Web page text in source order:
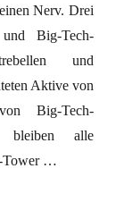
Nerv. Drei
und Big-Tech-
und
Aktive von
Big-Tech-
bleiben alle
Tower …